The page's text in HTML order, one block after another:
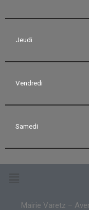
Jeudi
Vendredi
Samedi
Mairie Varetz –